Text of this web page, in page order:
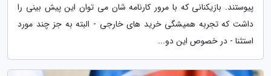
پیوستند. بازیکنانی که با مرور کارنامه شان می توان این پیش بینی را
داشت که تجربه همیشگی خرید های خارجی - البته به جز چند مورد
استثنا - در خصوص این دو...